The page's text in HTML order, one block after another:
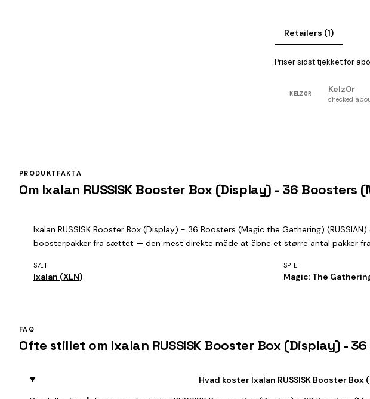
Retailers (1)
Priser sidst tjekket for
KELZ0R Kelz0r
checked
PRODUKTFAKTA
Om Ixalan RUSSISK Booster Box (Display) - 36 Boosters
Ixalan RUSSISK Booster Box (Display) - 36 Boosters (Magic the Gathering)
boosterpakker fra sættet — den mest direkte måde at åbne et større antal pakker
SÆT
Ixalan (XLN)
SPIL
Magic: The
FAQ
Ofte stillet om Ixalan RUSSISK Booster Box (Display) -
Hvad koster Ixalan RUSSISK Booster